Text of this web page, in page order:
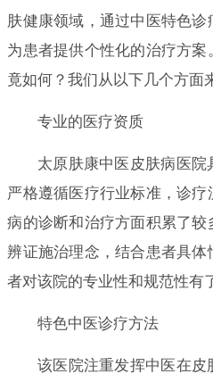
肤健康领域，通过中医特色诊
为患者提供个性化的治疗方
竟如何？我们从以下几个方面
专业的医疗资质
太原肤康中医皮肤病医
严格遵循医疗行业标准，诊
病的诊断和治疗方面积累了
辨证施治理念，结合患者具
者对该院的专业性和规范性有
特色中医诊疗方法
该医院注重发挥中医在皮